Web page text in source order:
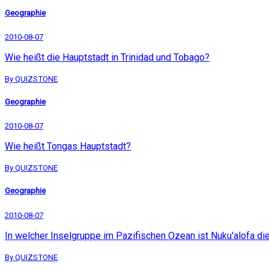
Geographie
2010-08-07
Wie heißt die Hauptstadt in Trinidad und Tobago?
By QUIZSTONE
Geographie
2010-08-07
Wie heißt Tongas Hauptstadt?
By QUIZSTONE
Geographie
2010-08-07
In welcher Inselgruppe im Pazifischen Ozean ist Nuku'alofa
By QUIZSTONE